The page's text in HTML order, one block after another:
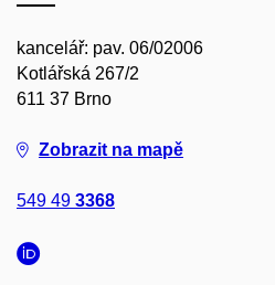
kancelář: pav. 06/02006
Kotlářská 267/2
611 37 Brno
Zobrazit na mapě
549 49 3368